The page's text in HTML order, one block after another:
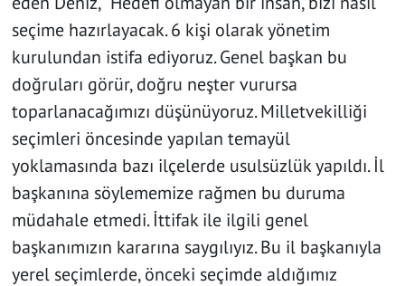
seçime hazırlayacak. 6 kişi olarak yönetim
kurulundan istifa ediyoruz. Genel başkan bu
doğruları görür, doğru neşter vurursa
toparlanacağımızı düşünüyoruz. Milletvekilliği
seçimleri öncesinde yapılan temayül
yoklamasında bazı ilçelerde usulsüzlük yapıldı. İl
başkanına söylememize rağmen bu duruma
müdahale etmedi. İttifak ile ilgili genel
başkanımızın kararına saygılıyız. Bu il başkanıyla
yerel seçimlerde, önceki seçimde aldığımız